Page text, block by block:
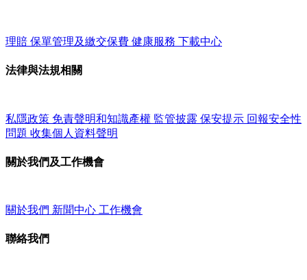
理賠 保單管理及繳交保費 健康服務 下載中心
法律與法規相關
私隱政策 免責聲明和知識產權 監管披露 保安提示 回報安全性
問題 收集個人資料聲明
關於我們及工作機會
關於我們 新聞中心 工作機會
聯絡我們